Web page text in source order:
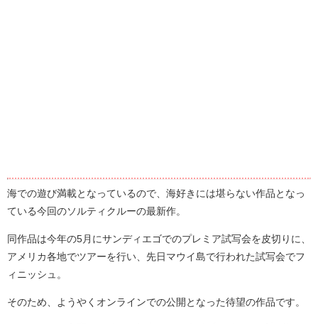
海での遊び満載となっているので、海好きには堪らない作品となっ
ている今回のソルティクルーの最新作。
同作品は今年の5月にサンディエゴでのプレミア試写会を皮切りに、
アメリカ各地でツアーを行い、先日マウイ島で行われた試写会でフ
ィニッシュ。
そのため、ようやくオンラインでの公開となった待望の作品です。